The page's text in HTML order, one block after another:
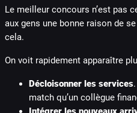
Le meilleur concours n’est pas
aux gens une bonne raison de
cela.
On voit rapidement apparaître
Décloisonner les services
match qu’un collègue